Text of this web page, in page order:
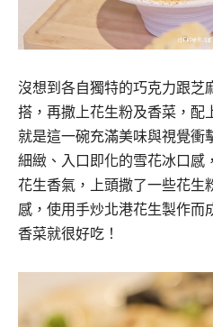
沒想到各自獨特的巧克力跟芝
搭，再撒上花生粉及香菜，配
就是這一碗充滿美味與視覺衝
細緻、入口即化的雪花冰口感
花生香氣，上頭撒了一些花生
感，使用手炒北港花生製作而
香菜就很好吃！